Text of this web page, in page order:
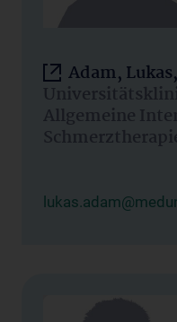
Adam,
Allgemeine